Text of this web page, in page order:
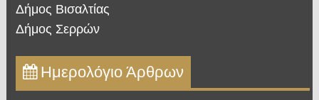
Δήμος Βισαλτίας
Δήμος Σερρών
Ημερολόγιο Άρθρων